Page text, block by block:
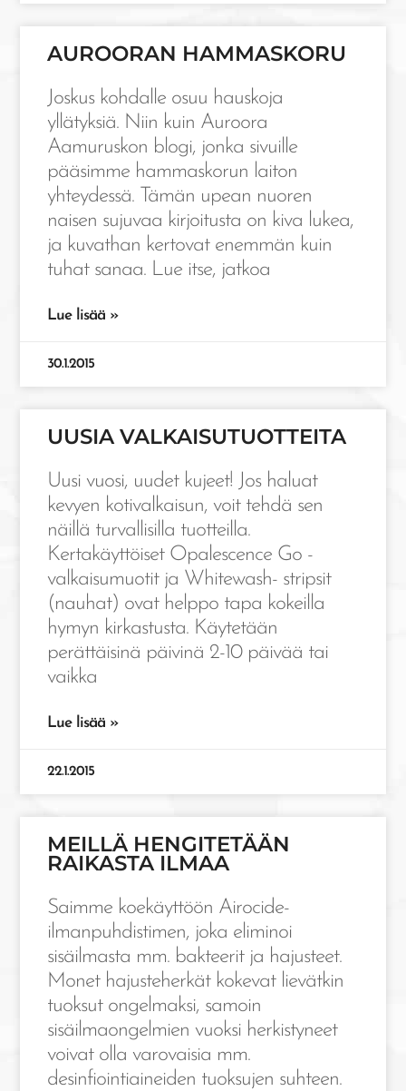
AUROORAN HAMMASKORU
Joskus kohdalle osuu hauskoja
yllätyksiä. Niin kuin Auroora
Aamuruskon blogi, jonka sivuille
pääsimme hammaskorun laiton
yhteydessä. Tämän upean nuoren
naisen sujuvaa kirjoitusta on kiva lukea,
ja kuvathan kertovat enemmän kuin
tuhat sanaa. Lue itse, jatkoa
Lue lisää »
30.1.2015
UUSIA VALKAISUTUOTTEITA
Uusi vuosi, uudet kujeet! Jos haluat
kevyen kotivalkaisun, voit tehdä sen
näillä turvallisilla tuotteilla.
Kertakäyttöiset Opalescence Go -
valkaisumuotit ja Whitewash- stripsit
(nauhat) ovat helppo tapa kokeilla
hymyn kirkastusta. Käytetään
perättäisinä päivinä 2-10 päivää tai
vaikka
Lue lisää »
22.1.2015
MEILLÄ HENGITETÄÄN
RAIKASTA ILMAA
Saimme koekäyttöön Airocide-
ilmanpuhdistimen, joka eliminoi
sisäilmasta mm. bakteerit ja hajusteet.
Monet hajusteherkät kokevat lievätkin
tuoksut ongelmaksi, samoin
sisäilmaongelmien vuoksi herkistyneet
voivat olla varovaisia mm.
desinfiointiaineiden tuoksujen suhteen.